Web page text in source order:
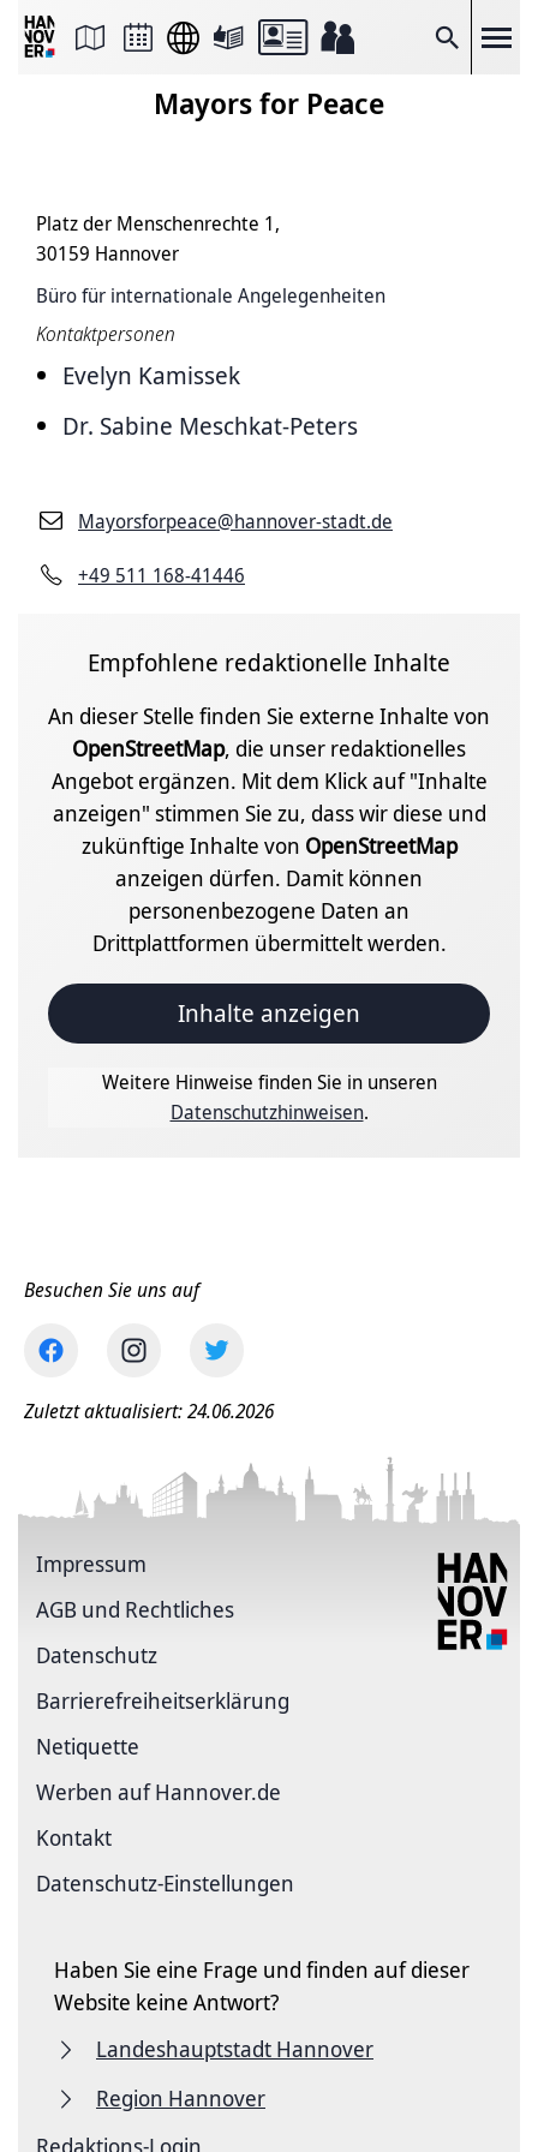
Suche
Seite
Seitenlink
Seite
Mayors for Peace
Platz der Menschenrechte 1,
30159 Hannover
Büro für internationale Angelegenheiten
Kontaktpersonen
Evelyn Kamissek
Dr. Sabine Meschkat-Peters
Mayorsforpeace@hannover-stadt.de
+49 511 168-41446
Empfohlene redaktionelle Inhalte
An dieser Stelle finden Sie externe Inhalte von
OpenStreetMap, die unser redaktionelles
Angebot ergänzen. Mit dem Klick auf "Inhalte
anzeigen" stimmen Sie zu, dass wir diese und
zukünftige Inhalte von OpenStreetMap
anzeigen dürfen. Damit können
personenbezogene Daten an
Drittplattformen übermittelt werden.
Inhalte anzeigen
Weitere Hinweise finden Sie in unseren
Datenschutzhinweisen.
Besuchen Sie uns auf
Zuletzt aktualisiert: 24.06.2026
Impressum
AGB und Rechtliches
Datenschutz
Barriere­freiheits­erklärung
Netiquette
Werben auf Hannover.de
Kontakt
Datenschutz-Einstellungen
Haben Sie eine Frage und finden auf dieser
Website keine Antwort?
Landeshauptstadt Hannover
Region Hannover
Redaktions-Login